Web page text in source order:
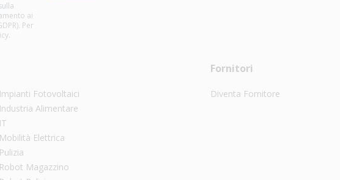
ai
Per
Impianti Fotovoltaici
Industria Alimentare
IT
Mobilità Elettrica
Pulizia
Robot Magazzino
Fornitori
Diventa Fornitore